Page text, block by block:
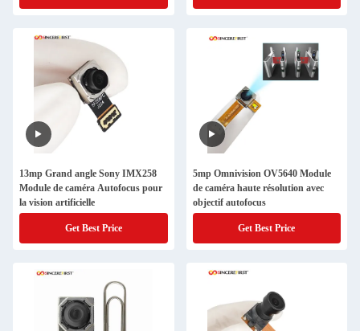
13mp Grand angle Sony IMX258
Module de caméra Autofocus pour
la vision artificielle
Get Best Price
5mp Omnivision OV5640 Module
de caméra haute résolution avec
objectif autofocus
Get Best Price